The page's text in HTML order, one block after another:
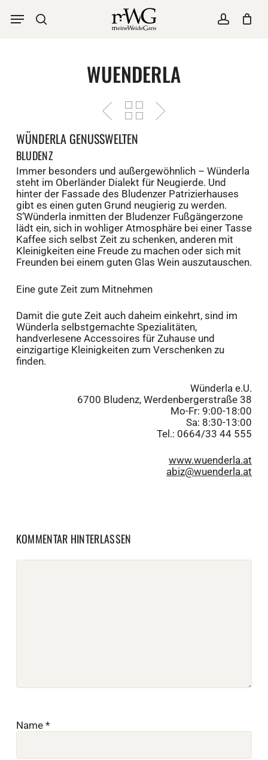
Suche account
Menu
WUENDERLA
WÜNDERLA GENUSSWELTEN
BLUDENZ
Immer besonders und außergewöhnlich – Wünderla
steht im Oberländer Dialekt für Neugierde. Und
hinter der Fassade des Bludenzer Patrizierhauses
gibt es einen guten Grund neugierig zu werden.
S’Wünderla inmitten der Bludenzer Fußgängerzone
lädt ein, sich in wohliger Atmosphäre bei einer Tasse
Kaffee sich selbst Zeit zu schenken, anderen mit
Kleinigkeiten eine Freude zu machen oder sich mit
Freunden bei einem guten Glas Wein auszutauschen.
Eine gute Zeit zum Mitnehmen
Damit die gute Zeit auch daheim einkehrt, sind im
Wünderla selbstgemachte Spezialitäten,
handverlesene Accessoires für Zuhause und
einzigartige Kleinigkeiten zum Verschenken zu
finden.
Wünderla e.U.
6700 Bludenz, Werdenbergerstraße 38
Mo-Fr: 9:00-18:00
Sa: 8:30-13:00
Tel.: 0664/33 44 555
www.wuenderla.at
abiz@wuenderla.at
KOMMENTAR HINTERLASSEN
Name *